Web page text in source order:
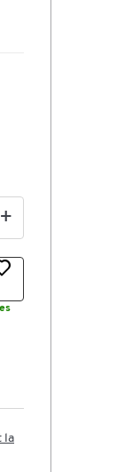
+
la